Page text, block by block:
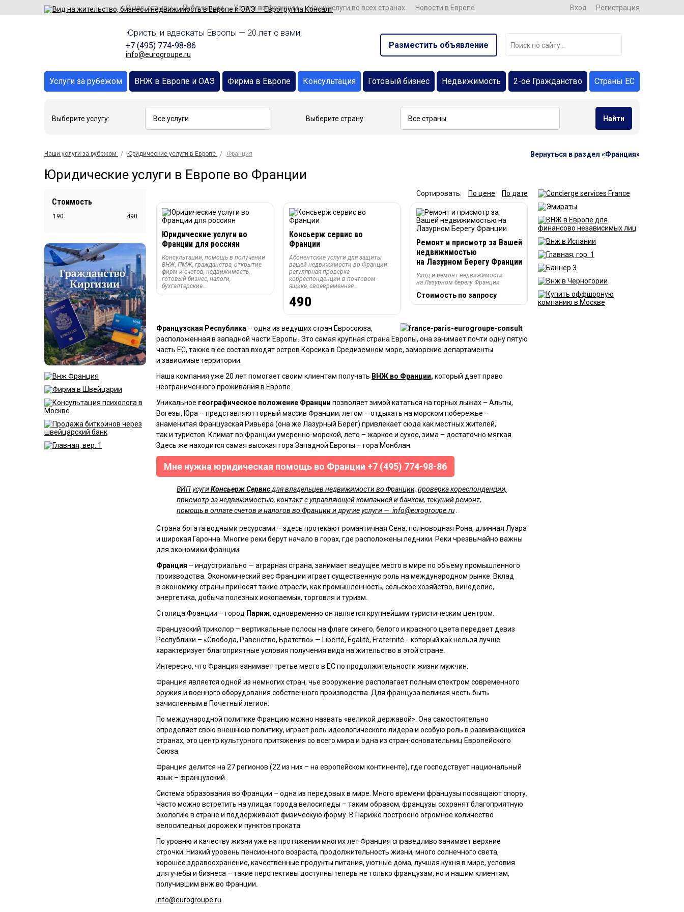
О нас, отзывы Публикации Услуги во Франции Наши услуги во всех странах Новости в Европе Вход Регистрация
Юристы и адвокаты Европы — 20 лет с вами!
+7 (495) 774-98-86
info@eurogroupe.ru
Разместить объявление
Услуги за рубежом ВНЖ в Европе и ОАЭ Фирма в Европе Консультация Готовый бизнес Недвижимость 2-ое Гражданство Страны ЕС
Выберите услугу: Выберите страну: Найти
Наши услуги за рубежом Юридические услуги в Европе Франция Вернуться в раздел «Франция»
Юридические услуги в Европе во Франции
Стоимость
Сортировать: По цене По дате
Юридические услуги во
Франции для россиян
Консультации, помощь в получении
ВНЖ, ПМЖ, гражданства, открытие
фирм и счетов, недвижимость,
готовый бизнес, налоги,
бухгалтерские…
Консьерж сервис во
Франции
Абонентские услуги для защиты
вашей недвижимости во Франции:
регулярная проверка
корреспонденции в почтовом
ящике, своевременная…
490
Ремонт и присмотр за Вашей
недвижимостью
на Лазурном Берегу Франции
Уход и ремонт недвижимости
на Лазурном берегу Франции
Стоимость по запросу
Французская Республика – одна из ведущих стран Евросоюза,
расположенная в западной части Европы. Это самая крупная страна Европы, она занимает почти одну пятую
часть ЕС, также в ее состав входят остров Корсика в Средиземном море, заморские департаменты
и зависимые территории.
Наша компания уже 20 лет помогает своим клиентам получать ВНЖ во Франции, который дает право
неограниченного проживания в Европе.
Уникальное географическое положение Франции позволяет зимой кататься на горных лыжах – Альпы,
Вогезы, Юра – представляют горный массив Франции; летом – отдыхать на морском побережье –
знаменитая Французская Ривьера (она же Лазурный Берег) привлекает сюда как местных жителей,
так и туристов. Климат во Франции умеренно-морской, лето – жаркое и сухое, зима – достаточно мягкая.
Здесь же находится самая высокая гора Западной Европы – гора Монблан.
Мне нужна юридическая помощь во Франции +7 (495) 774-98-86
данных третьими лицами.
Отправить
ВИП усугиКонсьерж Сервисдля владельцев недвижимости во Франции, проверка кореспонденции,
присмотр за недвижимостью, контакт с управляющей компанией и банком, текущий ремонт,
помощь в оплате счетов и налогов во Франции и другие услуги — info@eurogroupe.ru
Страна богата водными ресурсами – здесь протекают романтичная Сена, полноводная Рона, длинная Луара
и широкая Гаронна. Многие реки берут начало в горах, где расположены ледники. Реки чрезвычайно важны
для экономики Франции.
Франция – индустриально — аграрная страна, занимает ведущее место в мире по объему промышленного
производства. Экономический вес Франции играет существенную роль на международном рынке. Вклад
в экономику страны приносят такие отрасли, как промышленность, сельское хозяйство, виноделие,
энергетика, добыча полезных ископаемых, торговля и туризм.
Столица Франции – город Париж, одновременно он является крупнейшим туристическим центром.
Французский триколор – вертикальные полосы на флаге синего, белого и красного цвета передает девиз
Республики – «Свобода, Равенство, Братство» — Liberté, Égalité, Fraternité - который как нельзя лучше
характеризует благоприятные условия получения вида на жительство в этой стране.
Интересно, что Франция занимает третье место в ЕС по продолжительности жизни мужчин.
Франция является одной из немногих стран, чье вооружение располагает полным спектром современного
оружия и военного оборудования собственного производства. Для француза великая честь быть
зачисленным в Почетный легион.
По международной политике Францию можно назвать «великой державой». Она самостоятельно
определяет свою внешнюю политику, играет роль идеологического лидера и особую роль в развивающихся
странах, это центр культурного притяжения со всего мира и одна из стран-основательниц Европейского
Союза.
Франция делится на 27 регионов (22 из них – на европейском континенте), где господствует национальный
язык – французский.
Система образования во Франции – одна из передовых в мире. Много времени французы посвящают спорту.
Часто можно встретить на улицах города велосипеды – таким образом, французы сохранят благоприятную
экологию в стране и поддерживают физическую форму. В Париже построено огромное количество
велосипедных дорожек и пунктов проката.
По уровню и качеству жизни уже на протяжении многих лет Франция справедливо занимает верхние
строчки. Низкий уровень пенсионного возраста, продолжительность жизни, много солнечного света,
хорошее здравоохранение, качественные продукты питания, уютные дома, лучшая кухня в мире, условия
для учебы и бизнеса – такие перспективы доступны теперь не только французам, но и нашим клиентам,
получившим внж во Франции.
info@eurogroupe.ru